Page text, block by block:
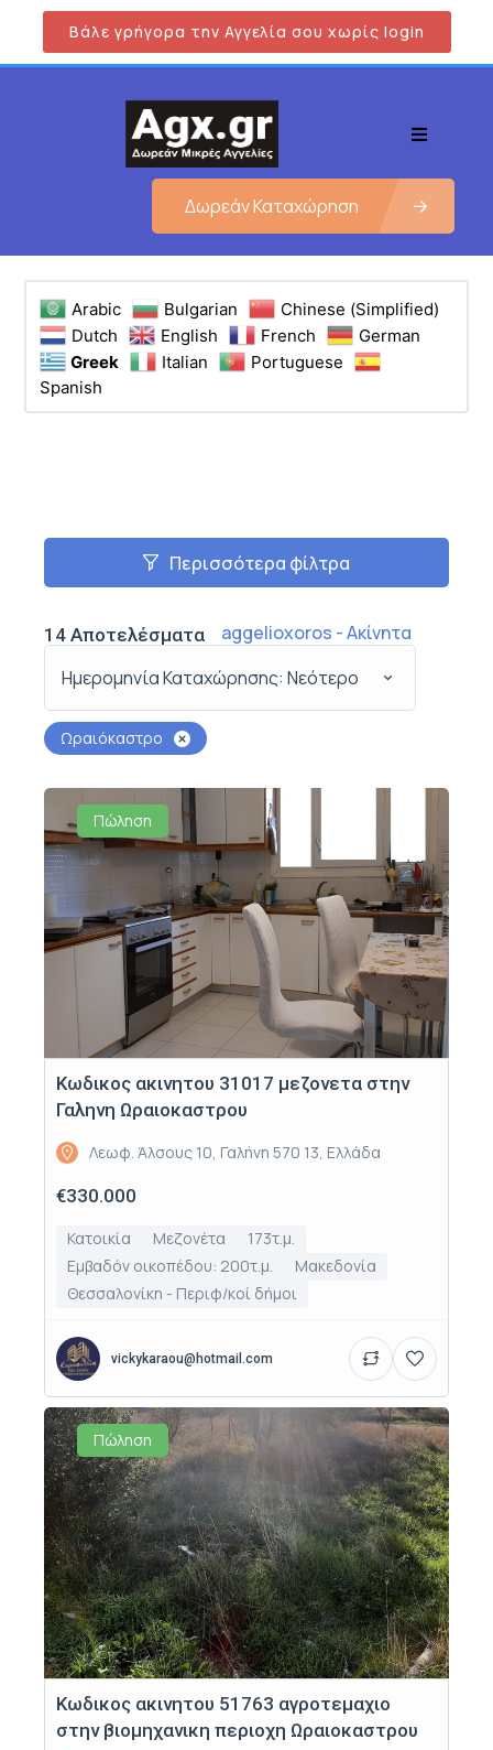
Βάλε γρήγορα την Αγγελία σου χωρίς login
Δωρεάν Καταχώρηση
Arabic Bulgarian
Chinese (Simplified)
Dutch
English French
German
Greek
Italian
Portuguese
Spanish
Περισσότερα φίλτρα
14 Αποτελέσματα
aggelioxoros - Ακίνητα
Ημερομηνία Καταχώρησης: Νεότερο
Ωραιόκαστρο
Πώληση
Κωδικος ακινητου 31017 μεζονετα στην
Γαληνη Ωραιοκαστρου
Λεωφ. Άλσους 10, Γαλήνη 570 13, Ελλάδα
€330.000
Κατοικία Μεζονέτα
173τ.μ.
Εμβαδόν οικοπέδου: 200τ.μ.
Μακεδονία
Θεσσαλονίκη - Περιφ/κοί δήμοι
vickykaraou@hotmail.com
Πώληση
Κωδικος ακινητου 51763 αγροτεμαχιο
στην βιομηχανικη περιοχη Ωραιοκαστρου